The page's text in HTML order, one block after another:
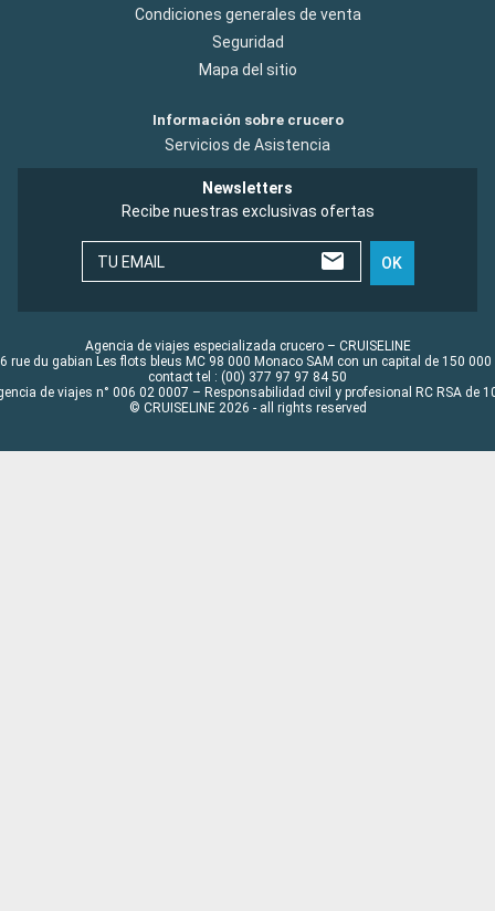
Condiciones generales de venta
Seguridad
Mapa del sitio
Información sobre crucero
Servicios de Asistencia
Newsletters
Recibe nuestras exclusivas ofertas
TU EMAIL OK
Agencia de viajes especializada crucero – CRUISELINE
rue du gabian Les flots bleus MC 98 000 Monaco SAM con un capital de 150 000
contact tel : (00) 377 97 97 84 50
de viajes n° 006 02 0007 – Responsabilidad civil y profesional RC RSA de
© CRUISELINE 2026 - all rights reserved